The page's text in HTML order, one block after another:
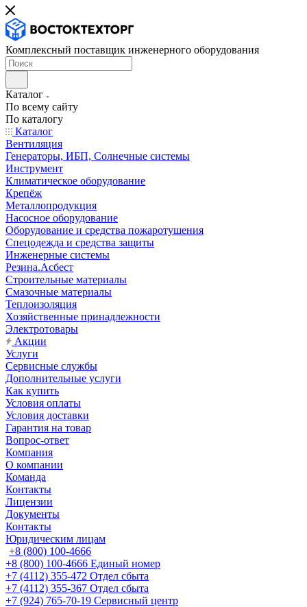
Комплексный поставщик инженерного оборудования
Каталог
По всему сайту
По каталогу
Каталог
Вентиляция
Генераторы, ИБП, Солнечные системы
Инструмент
Климатическое оборудование
Крепёж
Металлопродукция
Насосное оборудование
Оборудование и средства пожаротушения
Спецодежда и средства защиты
Инженерные системы
Резина.Асбест
Строительные материалы
Смазочные материалы
Теплоизоляция
Хозяйственные принадлежности
Электротовары
Акции
Услуги
Сервисные службы
Дополнительные услуги
Как купить
Условия оплаты
Условия доставки
Гарантия на товар
Вопрос-ответ
Компания
О компании
Команда
Контакты
Лицензии
Документы
Контакты
Юридическим лицам
+8 (800) 100-4666
+8 (800) 100-4666 Единый номер
+7 (4112) 355-472 Отдел сбыта
+7 (4112) 355-367 Отдел сбыта
+7 (924) 765-70-19 Сервисный центр